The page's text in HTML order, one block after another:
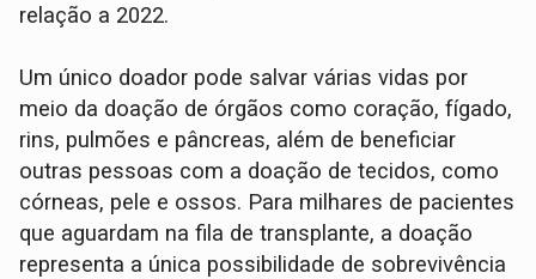
relação a 2022.
Um único doador pode salvar várias vidas por
meio da doação de órgãos como coração, fígado,
rins, pulmões e pâncreas, além de beneficiar
outras pessoas com a doação de tecidos, como
córneas, pele e ossos. Para milhares de pacientes
que aguardam na fila de transplante, a doação
representa a única possibilidade de sobrevivência